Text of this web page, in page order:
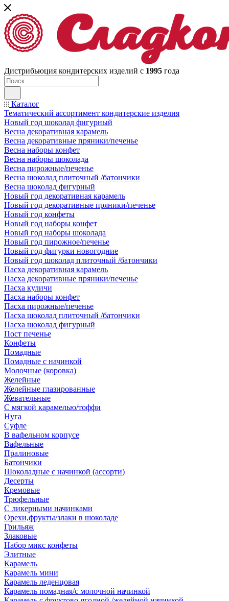
Дистрибьюция кондитерских изделий с 1995 года
Каталог
Тематический ассортимент кондитерские изделия
Новый год шоколад фигурный
Весна декоративная карамель
Весна декоративные пряники/печенье
Весна наборы конфет
Весна наборы шоколада
Весна пирожные/печенье
Весна шоколад плиточный /батончики
Весна шоколад фигурный
Новый год декоративная карамель
Новый год декоративные пряники/печенье
Новый год конфеты
Новый год наборы конфет
Новый год наборы шоколада
Новый год пирожное/печенье
Новый год фигурки новогодние
Новый год шоколад плиточный /батончики
Пасха декоративная карамель
Пасха декоративные пряники/печенье
Пасха куличи
Пасха наборы конфет
Пасха пирожные/печенье
Пасха шоколад плиточный /батончики
Пасха шоколад фигурный
Пост печенье
Конфеты
Помадные
Помадные с начинкой
Молочные (коровка)
Желейные
Желейные глазированные
Жевательные
С мягкой карамелью/тоффи
Нуга
Суфле
В вафельном корпусе
Вафельные
Пралиновые
Батончики
Шоколадные с начинкой (ассорти)
Десерты
Кремовые
Трюфельные
С ликерными начинками
Орехи,фрукты/злаки в шоколаде
Грильяж
Злаковые
Набор микс конфеты
Элитные
Карамель
Карамель мини
Карамель леденцовая
Карамель помадная/с молочной начинкой